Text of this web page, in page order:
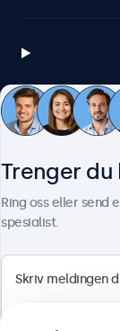
Trenger du
Ring oss eller send
spesialist.